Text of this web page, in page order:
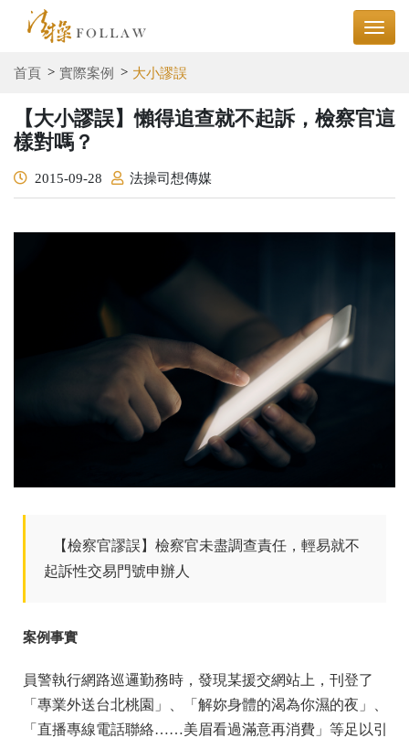
首頁 實際案例 大小謬誤
【大小謬誤】懶得追查就不起訴，檢察官這
樣對嗎？
2015-09-28 法操司想傳媒
【檢察官謬誤】檢察官未盡調查責任，輕易就不
起訴性交易門號申辦人
案例事實
員警執行網路巡邏勤務時，發現某援交網站上，刊登了
「專業外送台北桃園」、「解妳身體的渴為你濕的夜」、
「直播專線電話聯絡……美眉看過滿意再消費」等足以引